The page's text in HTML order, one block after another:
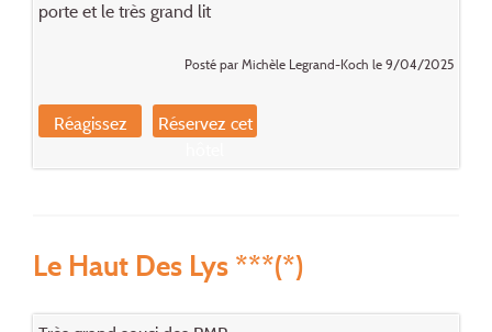
porte et le très grand lit
Posté par Michèle Legrand-Koch le 9/04/2025
Réagissez
Réservez cet
Le Haut Des Lys ***(*)